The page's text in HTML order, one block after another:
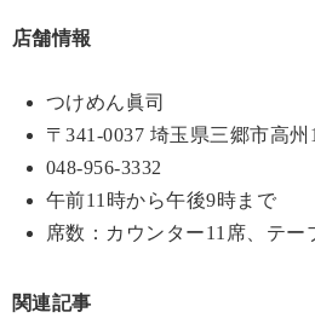
店舗情報
つけめん眞司
〒341-0037 埼玉県三郷市高州
048-956-3332
午前11時から午後9時まで
席数：カウンター11席、テー
関連記事